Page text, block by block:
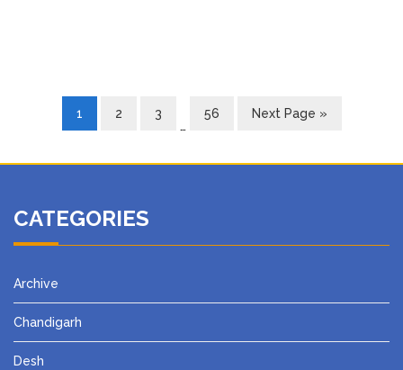
1 2
3
…
56 Next Page »
CATEGORIES
Archive
Chandigarh
Desh